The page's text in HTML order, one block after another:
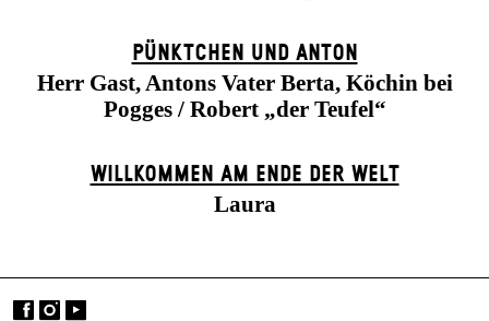
PÜNKTCHEN UND ANTON
Herr Gast, Antons Vater Berta, Köchin bei
Pogges / Robert „der Teufel“
WILLKOMMEN AM ENDE DER WELT
Laura